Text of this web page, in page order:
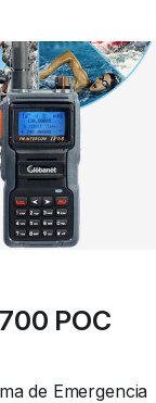
POC
de Emergencia